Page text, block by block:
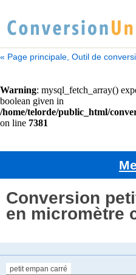
« Page principale, Outil de
Conversion
en micromètre
petit empan carré